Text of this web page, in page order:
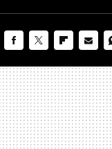
MAIL